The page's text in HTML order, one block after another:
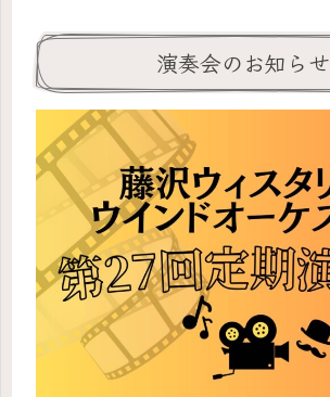
演奏会のお知らせ